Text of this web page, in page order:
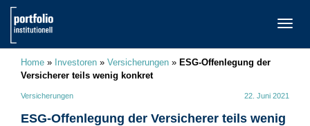
Home » Investoren » Versicherungen » ESG-Offenlegung der
Versicherer teils wenig konkret
Versicherungen 22. Juni 2021
ESG-Offenlegung der Versicherer teils wenig